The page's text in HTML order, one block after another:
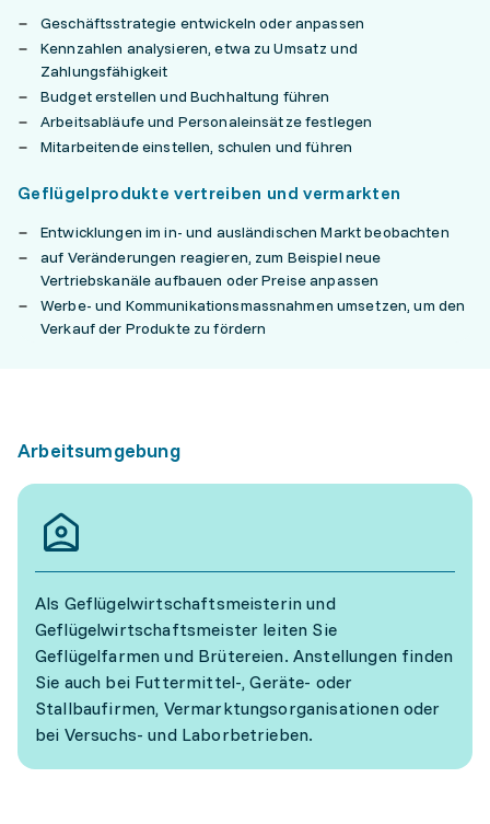
Geschäftsstrategie entwickeln oder anpassen
Kennzahlen analysieren, etwa zu Umsatz und
Zahlungsfähigkeit
Budget erstellen und Buchhaltung führen
Arbeitsabläufe und Personaleinsätze festlegen
Mitarbeitende einstellen, schulen und führen
Geflügelprodukte vertreiben und vermarkten
Entwicklungen im in- und ausländischen Markt beobachten
auf Veränderungen reagieren, zum Beispiel neue
Vertriebskanäle aufbauen oder Preise anpassen
Werbe- und Kommunikationsmassnahmen umsetzen, um den
Verkauf der Produkte zu fördern
Arbeitsumgebung
Als Geflügelwirtschaftsmeisterin und
Geflügelwirtschaftsmeister leiten Sie
Geflügelfarmen und Brütereien. Anstellungen finden
Sie auch bei Futtermittel-, Geräte- oder
Stallbaufirmen, Vermarktungsorganisationen oder
bei Versuchs- und Laborbetrieben.